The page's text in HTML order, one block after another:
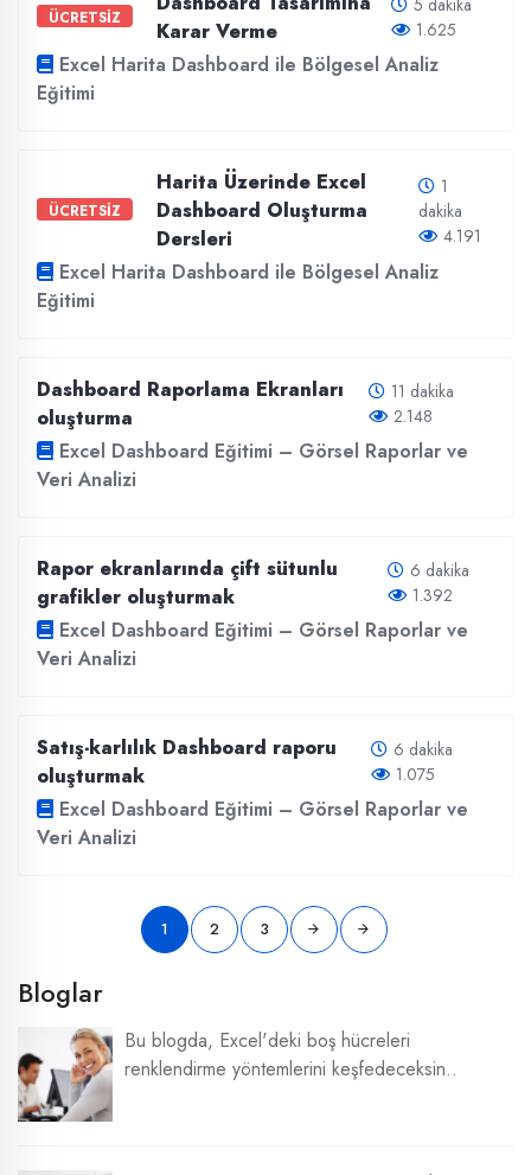
ÜCRETSİZ
Karar Verme
5 dakika
1.625
Excel Harita Dashboard ile Bölgesel Analiz
Eğitimi
ÜCRETSİZ
Harita Üzerinde Excel
Dashboard Oluşturma
Dersleri
1
dakika
4.191
Excel Harita Dashboard ile Bölgesel Analiz
Eğitimi
Dashboard Raporlama Ekranları
oluşturma
11 dakika
2.148
Excel Dashboard Eğitimi – Görsel Raporlar ve
Veri Analizi
Rapor ekranlarında çift sütunlu
grafikler oluşturmak
6 dakika
1.392
Excel Dashboard Eğitimi – Görsel Raporlar ve
Veri Analizi
Satış-karlılık Dashboard raporu
oluşturmak
6 dakika
1.075
Excel Dashboard Eğitimi – Görsel Raporlar ve
Veri Analizi
1 2 3
Bloglar
Bu blogda, Excel'deki boş hücreleri
renklendirme yöntemlerini keşfedeceksin..